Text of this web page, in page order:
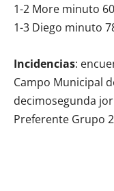
1-2 More minuto 60
1-3 Diego minuto
Incidencias:
Campo Municipal
decimosegunda
Preferente Grupo